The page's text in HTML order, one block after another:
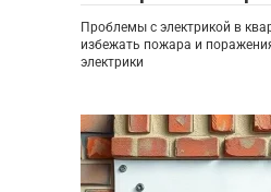
Проблемы с электрикой в
избежать пожара и
электрики